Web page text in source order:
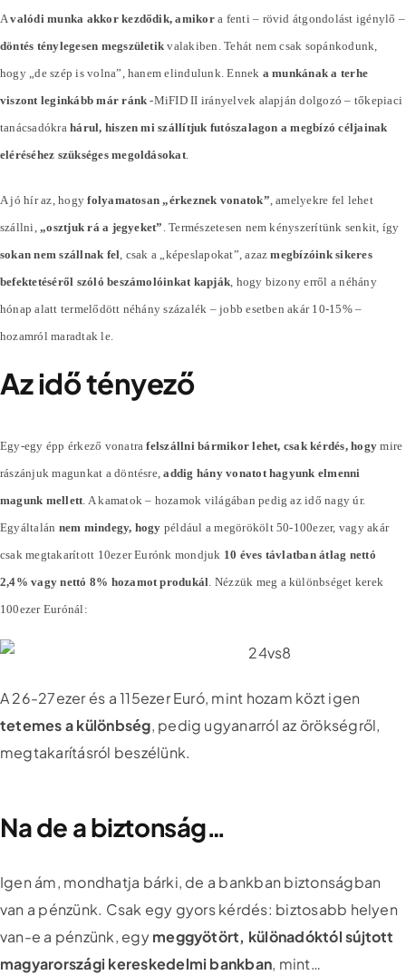
Avalódi munka akkor kezdődik, amikora fenti – rövid átgondolást igénylő –
döntés ténylegesen megszületik valakiben. Tehát nem csak sopánkodunk,
hogy „de szép is volna”, hanem elindulunk. Ennek a munkának a terhe
viszont leginkább már ránk -MiFID II irányelvek alapján dolgozó – tőkepiaci
tanácsadókrahárul, hiszen mi szállítjuk futószalagon a megbízó céljainak
eléréséhez szükséges megoldásokat.
A jó hír az, hogyfolyamatosan „érkeznek vonatok” , amelyekre fel lehet
szállni,„osztjuk rá a jegyeket” . Természetesen nem kényszerítünk senkit, így
sokan nem szállnak fel , csak a „képeslapokat”, azazmegbízóink sikeres
befektetéséről szóló beszámolóinkat kapják , hogy bizony erről a néhány
hónap alatt termelődött néhányszázalék – jobb esetben akár 10-15% –
hozamról maradtak le.
Az idő tényező
Egy-egy épp érkező vonatrafelszállni bármikor lehet, csak kérdés, hogy mire
rászánjuk magunkat a döntésre,addig hány vonatot hagyunk elmenni
magunk mellett . A kamatok – hozamok világában pedig az idő nagy úr.
Egyáltalán nem mindegy, hogy például a megörökölt 50-100ezer, vagy akár
csak megtakarított 10ezer Eurónk mondjuk 10 éves távlatban átlag nettó
2,4% vagy nettó 8% hozamot produkál . Nézzük meg a különbséget kerek
100ezer Eurónál:
A 26-27ezer és a 115ezer Euró, mint hozam közt igen
tetemes a különbség, pedig ugyanarról az örökségről,
megtakarításról beszélünk.
Na de a biztonság…
Igen ám, mondhatja bárki, de a bankban biztonságban
van a pénzünk. Csak egy gyors kérdés: biztosabb helyen
van-e a pénzünk, egymeggyötört, különadóktól sújtott
magyarországi kereskedelmi bankban, mint…